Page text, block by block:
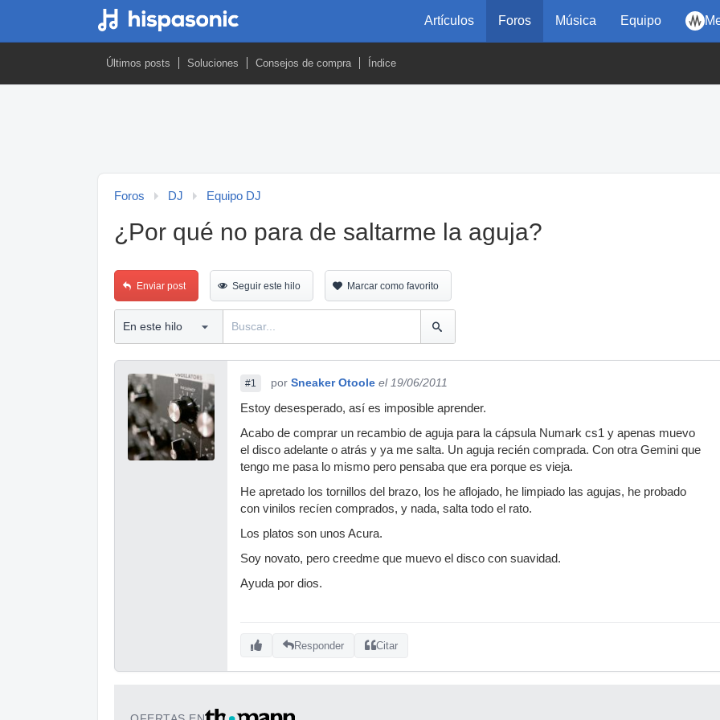
Artículos Foros Música Equipo
Últimos posts Soluciones Consejos de compra Índice
Foros DJ Equipo DJ
¿Por qué no para de saltarme la aguja?
Enviar post Seguir este hilo Marcar como favorito
#1 por Sneaker Otoole el 19/06/2011
Estoy desesperado, así es imposible aprender.
Acabo de comprar un recambio de aguja para la cápsula Numark cs1 y apenas muevo
el disco adelante o atrás y ya me salta. Un aguja recién comprada. Con otra Gemini que
tengo me pasa lo mismo pero pensaba que era porque es vieja.
He apretado los tornillos del brazo, los he aflojado, he limpiado las agujas, he probado
con vinilos recíen comprados, y nada, salta todo el rato.
Los platos son unos Acura.
Soy novato, pero creedme que muevo el disco con suavidad.
Ayuda por dios.
Responder Citar